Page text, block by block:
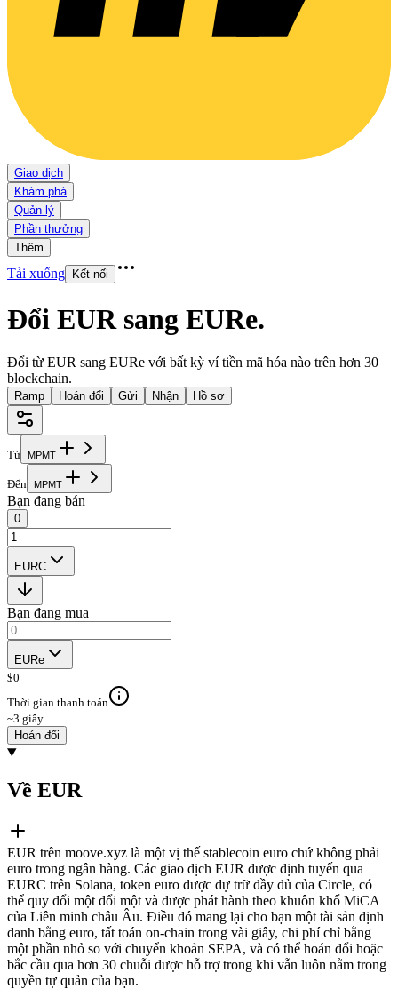
Giao dịch
Khám phá
Quản lý
Phần thưởng
Thêm
Tải xuống Kết nối
Đổi EUR sang EURe.
Đổi từ EUR sang EURe với bất kỳ ví tiền mã hóa nào trên hơn 30
blockchain.
Ramp Hoán đổi Gửi Nhận Hồ sơ
Từ MPMT
Đến MPMT
Bạn đang bán
0
EURC
Bạn đang mua
EURe
$0
Thời gian thanh toán
~3 giây
Hoán đổi
Về EUR
EUR trên moove.xyz là một vị thế stablecoin euro chứ không phải
euro trong ngân hàng. Các giao dịch EUR được định tuyến qua
EURC trên Solana, token euro được dự trữ đầy đủ của Circle, có
thể quy đổi một đổi một và được phát hành theo khuôn khổ MiCA
của Liên minh châu Âu. Điều đó mang lại cho bạn một tài sản định
danh bằng euro, tất toán on-chain trong vài giây, chi phí chỉ bằng
một phần nhỏ so với chuyển khoản SEPA, và có thể hoán đổi hoặc
bắc cầu qua hơn 30 chuỗi được hỗ trợ trong khi vẫn luôn nằm trong
quyền tự quản của bạn.